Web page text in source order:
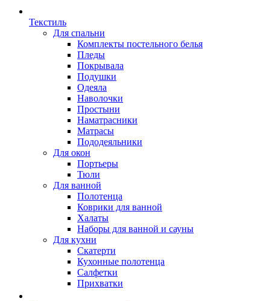
Текстиль
Для спальни
Комплекты постельного белья
Пледы
Покрывала
Подушки
Одеяла
Наволочки
Простыни
Наматрасники
Матрасы
Пододеяльники
Для окон
Портьеры
Тюли
Для ванной
Полотенца
Коврики для ванной
Халаты
Наборы для ванной и сауны
Для кухни
Скатерти
Кухонные полотенца
Салфетки
Прихватки